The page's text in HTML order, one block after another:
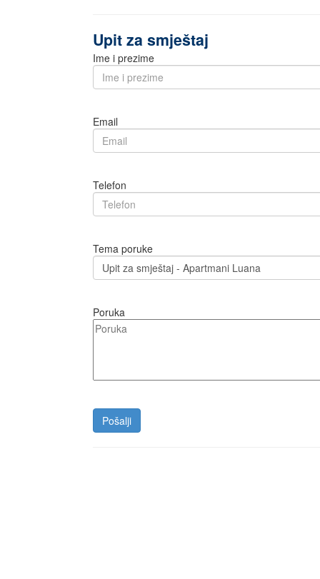
Upit za smještaj
Ime i prezime
Email
Telefon
Tema poruke
Poruka